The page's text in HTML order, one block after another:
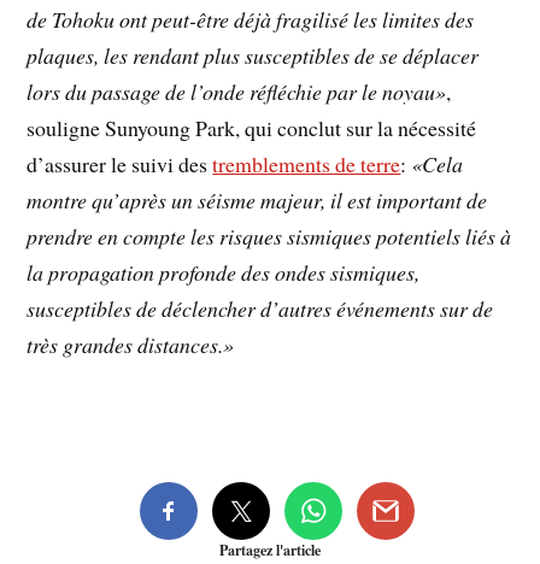
de Tohoku ont peut-être déjà fragilisé les limites des
plaques, les rendant plus susceptibles de se déplacer
lors du passage de l’onde réfléchie par le noyau»,
souligne Sunyoung Park, qui conclut sur la nécessité
d’assurer le suivi destremblements de terre: «Cela
montre qu’après un séisme majeur, il est important de
prendre en compte les risques sismiques potentiels liés à
la propagation profonde des ondes sismiques,
susceptibles de déclencher d’autres événements sur de
très grandes distances.»
Partagez l'article